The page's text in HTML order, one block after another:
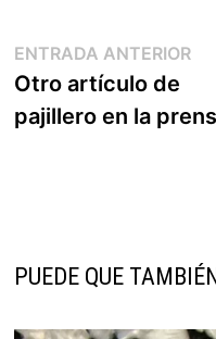
Navegación
de
entradas
ENTRADA ANTERIOR
Otro artículo de
pajillero en la
PUEDE QUE